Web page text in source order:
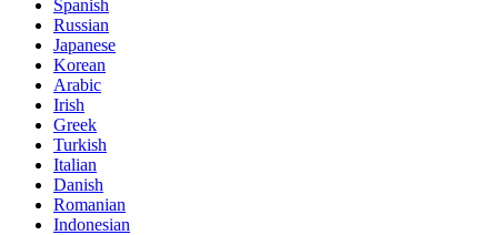
Spanish
Russian
Japanese
Korean
Arabic
Irish
Greek
Turkish
Italian
Danish
Romanian
Indonesian